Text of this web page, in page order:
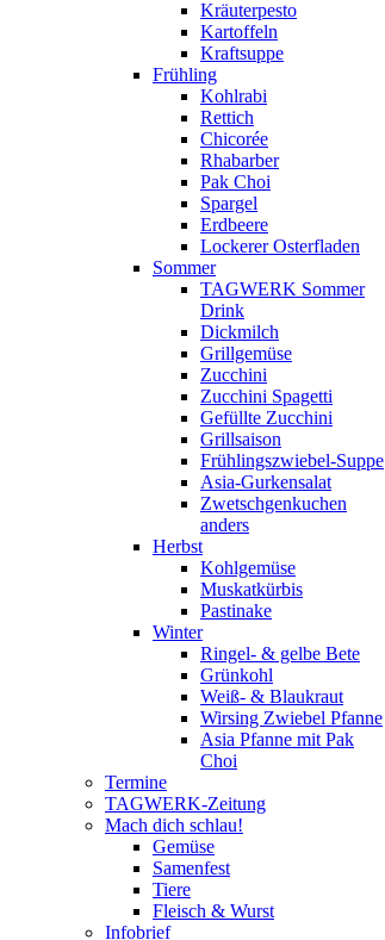
Kräuterpesto
Kartoffeln
Kraftsuppe
Frühling
Kohlrabi
Rettich
Chicorée
Rhabarber
Pak Choi
Spargel
Erdbeere
Lockerer Osterfladen
Sommer
TAGWERK Sommer
Drink
Dickmilch
Grillgemüse
Zucchini
Zucchini Spagetti
Gefüllte Zucchini
Grillsaison
Frühlingszwiebel-Suppe
Asia-Gurkensalat
Zwetschgenkuchen
anders
Herbst
Kohlgemüse
Muskatkürbis
Pastinake
Winter
Ringel- & gelbe Bete
Grünkohl
Weiß- & Blaukraut
Wirsing Zwiebel Pfanne
Asia Pfanne mit Pak
Choi
Termine
TAGWERK-Zeitung
Mach dich schlau!
Gemüse
Samenfest
Tiere
Fleisch & Wurst
Infobrief